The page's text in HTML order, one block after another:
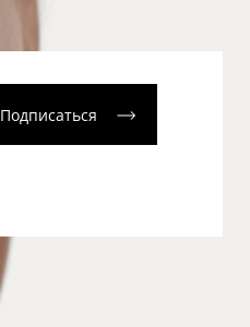
Подписаться